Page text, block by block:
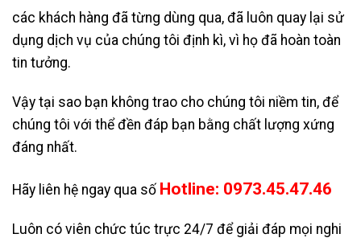
các khách hàng đã từng dùng qua, đã luôn quay lại sử
dụng dịch vụ của chúng tôi định kì, vì họ đã hoàn toàn
tin tưởng.
Vậy tại sao bạn không trao cho chúng tôi niềm tin, để
chúng tôi với thể đền đáp bạn bằng chất lượng xứng
đáng nhất.
Hãy liên hệ ngay qua số Hotline: 0973.45.47.46
Luôn có viên chức túc trực 24/7 để giải đáp mọi nghi